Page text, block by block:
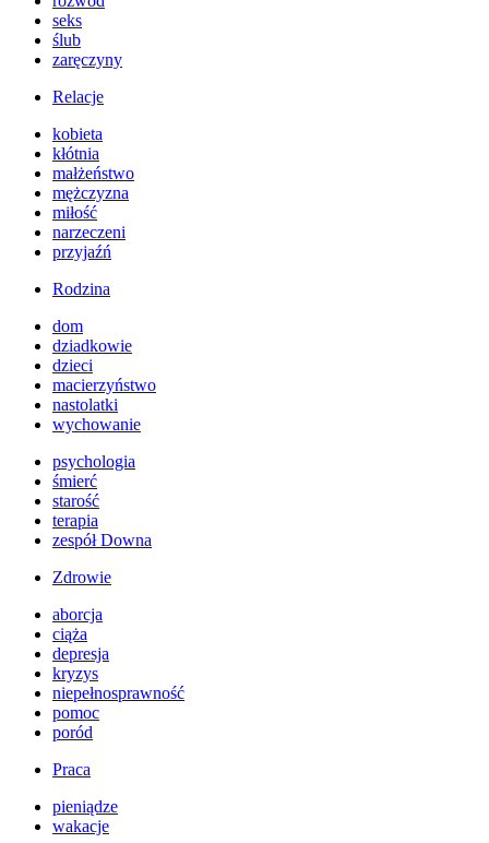
seks
ślub
zaręczyny
Relacje
kobieta
kłótnia
małżeństwo
mężczyzna
miłość
narzeczeni
przyjaźń
Rodzina
dom
dziadkowie
dzieci
macierzyństwo
nastolatki
wychowanie
psychologia
śmierć
starość
terapia
zespół Downa
Zdrowie
aborcja
ciąża
depresja
kryzys
niepełnosprawność
pomoc
poród
Praca
pieniądze
wakacje